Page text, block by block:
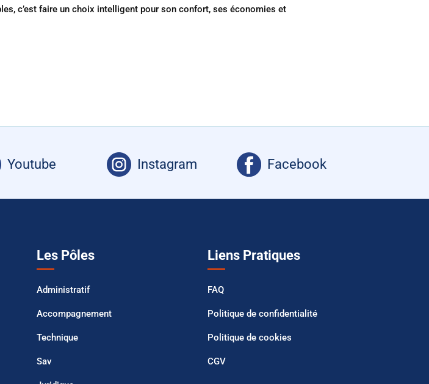
c’est faire un choix intelligent pour son confort, ses économies et
Youtube Instagram Facebook
Les Pôles
Administratif
Accompagnement
Technique
Sav
Liens Pratiques
FAQ
Politique de confidentialité
Politique de cookies
CGV